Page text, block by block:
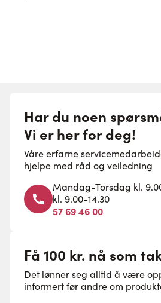
Har du noen
Vi er her for deg!
Våre erfarne
hjelpe med råd og veiledning
Mandag-Torsdag kl.
kl. 9.00-14.30
57 69 46 00
Få 100 kr. nå som
Det lønner seg alltid å være
informert før andre om